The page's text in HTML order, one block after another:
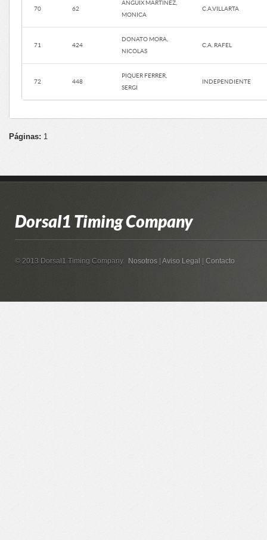
70 62
ANGUIX MARTINEZ,
MONICA
C.A.VILLARTA
71 424
DONATO MORA,
NICOLAS
C.A. RAFEL
72 448
PIQUER FERRER,
SERGI
INDEPENDIENTE
Páginas: 1
Dorsal1 Timing Company
© 2013 Dorsal1 Timing Company. Nosotros Aviso Legal Contacto